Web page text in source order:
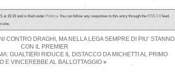
at 16:19 and is filed underPolitica. You can follow any responses to this entry through theRSS 2.0feed.
site.
CONTRO DRAGHI, MA NELLA LEGA SEMPRE DI PIU’ STANNO
CON IL PREMIER
GUALTIERI RIDUCE IL DISTACCO DA MICHETTI AL PRIMO
E VINCEREBBE AL BALLOTTAGGIO»